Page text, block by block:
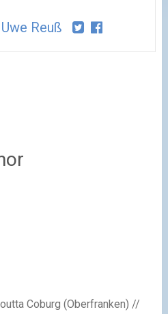
Uwe Reuß
Coburg (Oberfranken) //